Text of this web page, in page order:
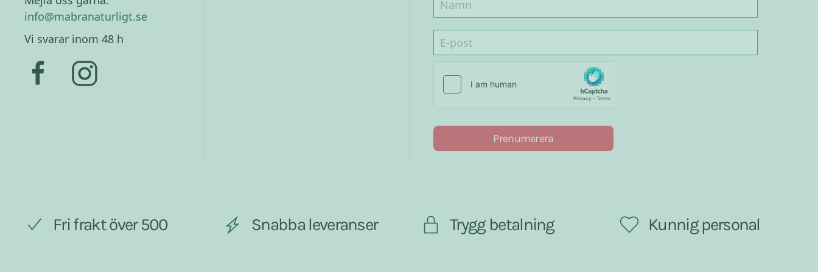
info@mabranaturligt.se
Vi svarar inom 48 h
Prenumerera
Fri frakt över 500 Snabba leveranser Trygg betalning Kunnig personal